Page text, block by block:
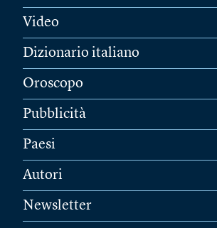
Video
Dizionario italiano
Oroscopo
Pubblicità
Paesi
Autori
Newsletter